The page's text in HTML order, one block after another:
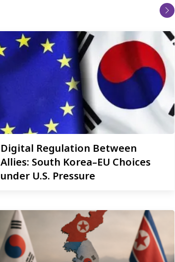
Digital Regulation Between
Allies: South Korea–EU Choices
under U.S. Pressure